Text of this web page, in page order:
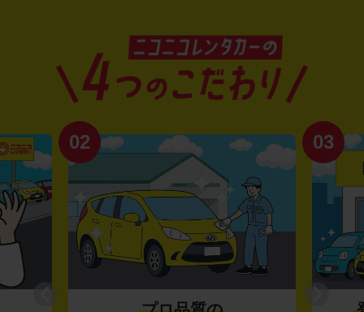
02 03